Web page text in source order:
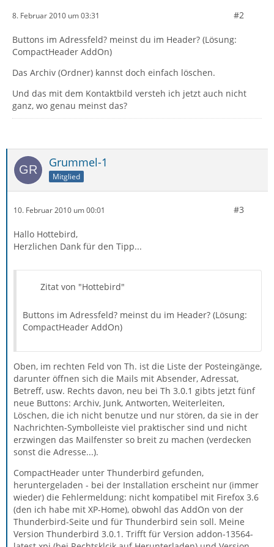
8. Februar 2010 um 03:31 #2
Buttons im Adressfeld? meinst du im Header? (Lösung:
CompactHeader AddOn)
Das Archiv (Ordner) kannst doch einfach löschen.
Und das mit dem Kontaktbild versteh ich jetzt auch nicht
ganz, wo genau meinst das?
Grummel-1
Mitglied
10. Februar 2010 um 00:01 #3
Hallo Hottebird,
Herzlichen Dank für den Tipp...
Zitat von "Hottebird"
Buttons im Adressfeld? meinst du im Header? (Lösung:
CompactHeader AddOn)
Oben, im rechten Feld von Th. ist die Liste der Posteingänge,
darunter öffnen sich die Mails mit Absender, Adressat,
Betreff, usw. Rechts davon, neu bei Th 3.0.1 gibts jetzt fünf
neue Buttons: Archiv, Junk, Antworten, Weiterleiten,
Löschen, die ich nicht benutze und nur stören, da sie in der
Nachrichten-Symbolleiste viel praktischer sind und nicht
erzwingen das Mailfenster so breit zu machen (verdecken
sonst die Adresse...).
CompactHeader unter Thunderbird gefunden,
heruntergeladen - bei der Installation erscheint nur (immer
wieder) die Fehlermeldung: nicht kompatibel mit Firefox 3.6
(den ich habe mit XP-Home), obwohl das AddOn von der
Thunderbird-Seite und für Thunderbird sein soll. Meine
Version Thunderbird 3.0.1. Trifft für Version addon-13564-